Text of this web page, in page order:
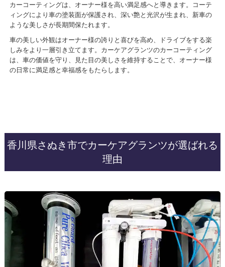
カーコーティングは、オーナー様を高い満足感へと導きます。コーテ
ィングにより車の塗装面が保護され、深い艶と光沢が生まれ、新車の
ような美しさが長期間保たれます。
車の美しい外観はオーナー様の誇りと喜びを高め、ドライブをする楽
しみをより一層引き立てます。カーケアグランツのカーコーティング
は、車の価値を守り、見た目の美しさを維持することで、オーナー様
の日常に満足感と幸福感をもたらします。
香川県さぬき市でカーケアグランツが選ばれる
理由